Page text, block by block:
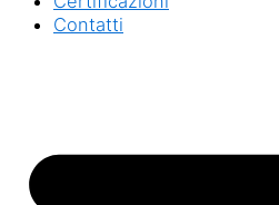
Contatti